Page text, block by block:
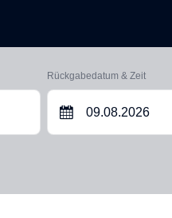
Rückgabedatum & Zeit